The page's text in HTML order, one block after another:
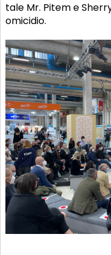
tale Mr. Pitem e
omicidio.